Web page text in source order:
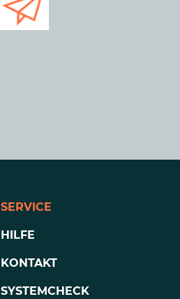
SERVICE
HILFE
KONTAKT
SYSTEMCHECK